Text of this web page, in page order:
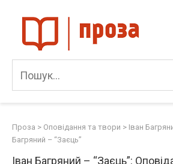
content
Проза > Оповідання та твори > Іван
Багряний – “Заєць”
Іван Багряний – “Заєць”: